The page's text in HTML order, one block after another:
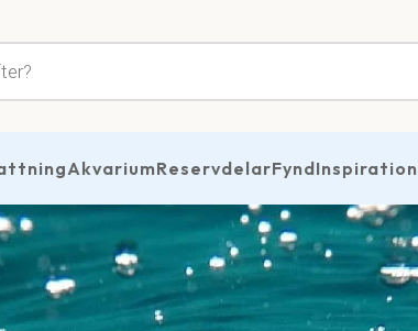
AkvariumReservdelarFyndInspiration